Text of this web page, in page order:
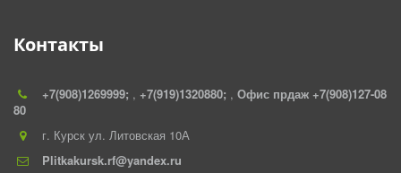
Контакты
+7(908)1269999; , +7(919)1320880; , Офис прдаж +7(908)127-08
80
г. Курск ул. Литовская 10А
Plitkakursk.rf@yandex.ru